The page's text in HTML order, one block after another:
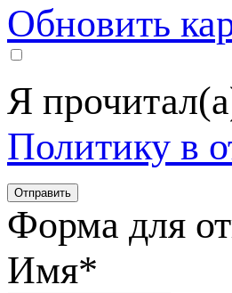
Обновить
Я
Политику в
Форма для
Имя*